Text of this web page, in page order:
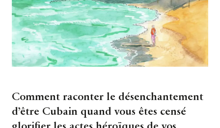
Comment raconter le désenchantement
d’être Cubain quand vous êtes censé